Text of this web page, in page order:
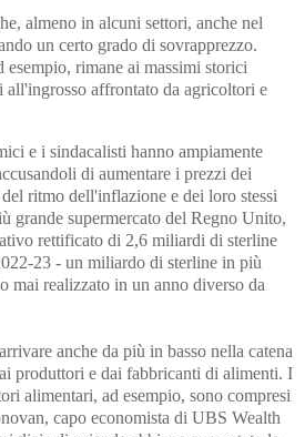
almeno in alcuni settori, anche nel
un certo grado di sovrapprezzo.
rimane ai massimi storici
all'ingrosso affrontato da agricoltori e
e i sindacalisti hanno ampiamente
di aumentare i prezzi dei
ritmo dell'inflazione e dei loro stessi
grande supermercato del Regno Unito,
rettificato di 2,6 miliardi di sterline
23 - un miliardo di sterline in più
mai realizzato in un anno diverso da
anche da più in basso nella catena
produttori e dai fabbricanti di alimenti. I
alimentari, ad esempio, sono compresi
capo economista di UBS Wealth